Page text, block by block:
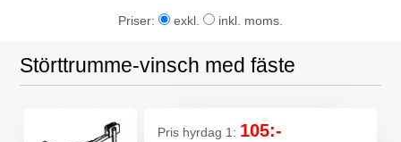
Priser: exkl. inkl. moms.
Störttrumme-vinsch med fäste
Pris hyrdag 1: 105:-